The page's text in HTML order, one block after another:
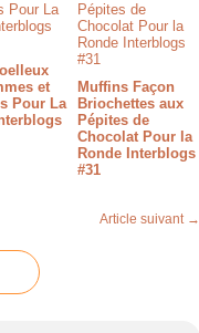
et
Pour La
Muffins Façon
Briochettes aux
Pépites de
Chocolat Pour la
Ronde Interblogs
#31
Article suivant →